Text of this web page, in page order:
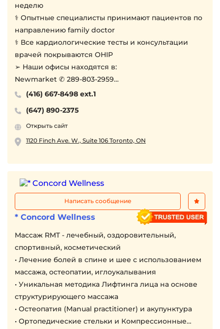
неделю
⚕︎ Опытные специалисты принимают пациентов по
направлению family doctor
⚕︎ Все кардиологические тесты и консультации
врачей покрываются OHIP
➢ Наши офисы находятся в:
Newmarket ✆ 289-803-2959
Toronto ✆ 416-654-6019
Maple ✆ 416-667-8498 ext 1
Brampton ✆ 905-497-8177
Orangeville ✆ 519-307-8800
Downtown Toronto ✆ 416-667-9598
North Finch
(416) 667-8498 ext.1
(647) 890-2375
Открыть сайт
1120 Finch Ave. W., Suite 106 Toronto, ON
Написать сообщение
* Concord Wellness
Mассаж RMT - лечебный, оздоровительный,
спортивный, косметический
• Лечение болей в спине и шее с использованием
массажа, остеопатии, иглоукалывания
• Уникальная методика Лифтинга лица на основе
структурирующего массажа
• Остеопатия (Manual practitioner) и акупунктура
• Ортопедические стельки и Компрессионные